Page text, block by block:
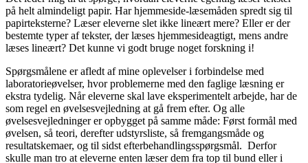
på helt almindeligt papir. Har hjemmeside-læsemåden spredt sig til
papirteksterne? Læser eleverne slet ikke lineært mere? Eller er der
bestemte typer af tekster, der læses hjemmesideagtigt, mens andre
læses lineært? Det kunne vi godt bruge noget forskning i!
Spørgsmålene er afledt af mine oplevelser i forbindelse med
laboratorieøvelser, hvor problemerne med den faglige læsning er
ekstra tydelig. Når eleverne skal lave eksperimentelt arbejde, har de
som regel en øvelsesvejledning at gå frem efter. Og alle
øvelsesvejledninger er opbygget på samme måde: Først formål med
øvelsen, så teori, derefter udstyrsliste, så fremgangsmåde og
resultatskemaer, og til sidst efterbehandlingsspørgsmål. Derfor
skulle man tro at eleverne enten læser dem fra top til bund eller i